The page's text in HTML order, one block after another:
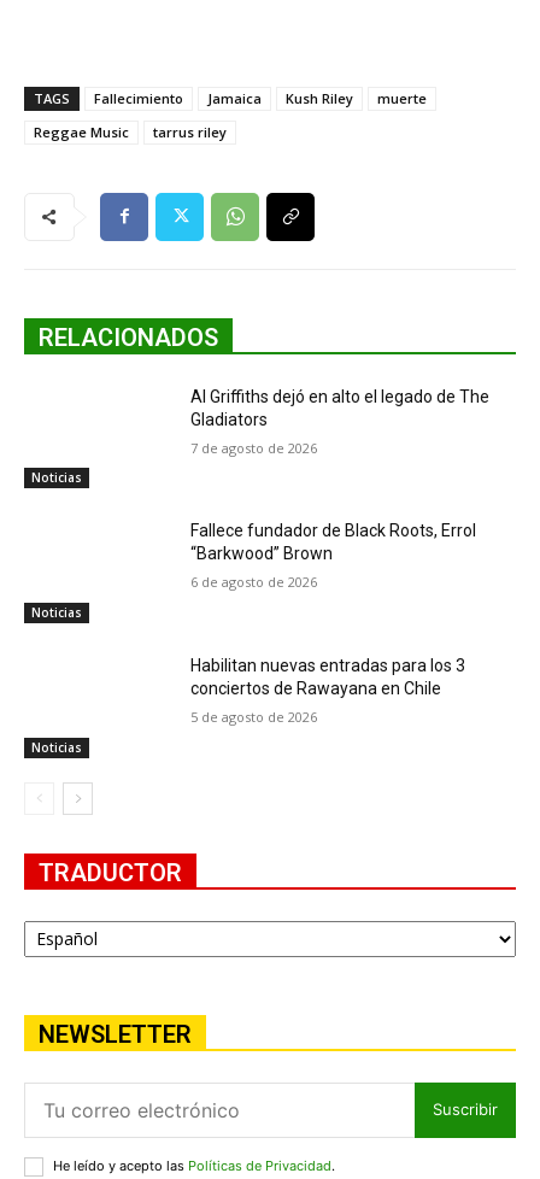
TAGS Fallecimiento Jamaica Kush Riley
muerte
Reggae Music
tarrus riley
RELACIONADOS
Noticias
Al Griffiths dejó en alto el legado de The
Gladiators
7 de agosto de 2026
Noticias
Fallece fundador de Black Roots, Errol
“Barkwood” Brown
6 de agosto de 2026
Noticias
Habilitan nuevas entradas para los 3
conciertos de Rawayana en Chile
5 de agosto de 2026
TRADUCTOR
NEWSLETTER
Suscribir
He leído y acepto las Políticas de Privacidad.